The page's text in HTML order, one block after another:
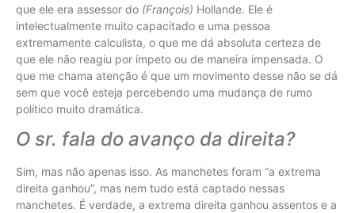
que ele era assessor do (François) Hollande. Ele é
intelectualmente muito capacitado e uma pessoa
extremamente calculista, o que me dá absoluta certeza de
que ele não reagiu por ímpeto ou de maneira impensada. O
que me chama atenção é que um movimento desse não se dá
sem que você esteja percebendo uma mudança de rumo
político muito dramática.
O sr. fala do avanço da direita?
Sim, mas não apenas isso. As manchetes foram “a extrema
direita ganhou”, mas nem tudo está captado nessas
manchetes. É verdade, a extrema direita ganhou assentos e a